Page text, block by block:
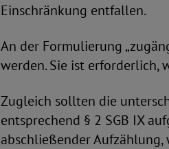
Einschränkung entfallen.
An der Formulierung
werden. Sie ist erforderlich,
Zugleich sollten die
entsprechend § 2 SGB IX
abschließender